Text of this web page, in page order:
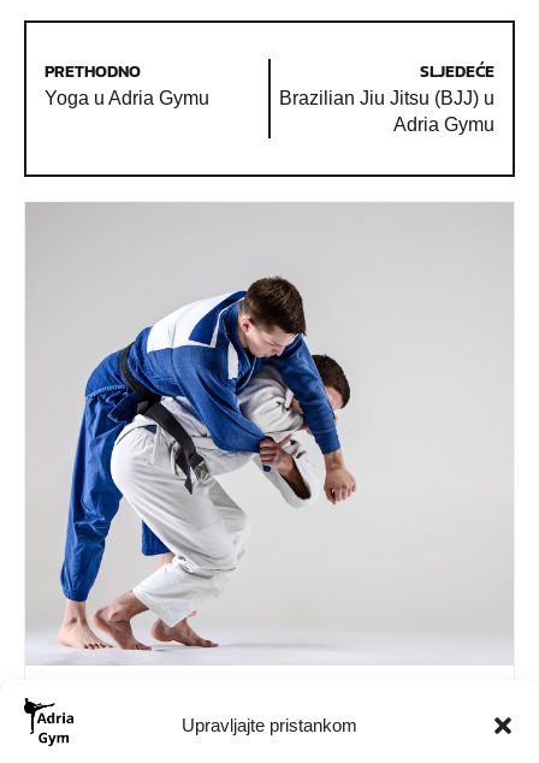
Upravljajte pristankom
PRETHODNO
Yoga u Adria Gymu
SLJEDEĆE
Brazilian Jiu Jitsu (BJJ) u
Adria Gymu
Brazilian Jiu Jitsu (BJJ)